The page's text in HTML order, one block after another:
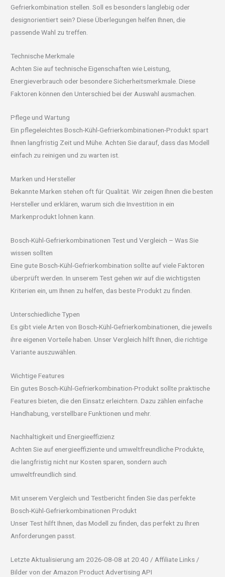
Gefrierkombination stellen. Soll es besonders langlebig oder
designorientiert sein? Diese Überlegungen helfen Ihnen, die
passende Wahl zu treffen.
Technische Merkmale
Achten Sie auf technische Eigenschaften wie Leistung,
Energieverbrauch oder besondere Sicherheitsmerkmale. Diese
Faktoren können den Unterschied bei der Auswahl ausmachen.
Pflege und Wartung
Ein pflegeleichtes Bosch-Kühl-Gefrierkombinationen-Produkt spart
Ihnen langfristig Zeit und Mühe. Achten Sie darauf, dass das Modell
einfach zu reinigen und zu warten ist.
Marken und Hersteller
Bekannte Marken stehen oft für Qualität. Wir zeigen Ihnen die besten
Hersteller und erklären, warum sich die Investition in ein
Markenprodukt lohnen kann.
Bosch-Kühl-Gefrierkombinationen Test und Vergleich – Was Sie
wissen sollten
Eine gute Bosch-Kühl-Gefrierkombination sollte auf viele Faktoren
überprüft werden. In unserem Test gehen wir auf die wichtigsten
Kriterien ein, um Ihnen zu helfen, das beste Produkt zu finden.
Unterschiedliche Typen
Es gibt viele Arten von Bosch-Kühl-Gefrierkombinationen, die jeweils
ihre eigenen Vorteile haben. Unser Vergleich hilft Ihnen, die richtige
Variante auszuwählen.
Wichtige Features
Ein gutes Bosch-Kühl-Gefrierkombination-Produkt sollte praktische
Features bieten, die den Einsatz erleichtern. Dazu zählen einfache
Handhabung, verstellbare Funktionen und mehr.
Nachhaltigkeit und Energieeffizienz
Achten Sie auf energieeffiziente und umweltfreundliche Produkte,
die langfristig nicht nur Kosten sparen, sondern auch
umweltfreundlich sind.
Mit unserem Vergleich und Testbericht finden Sie das perfekte
Bosch-Kühl-Gefrierkombinationen Produkt
Unser Test hilft Ihnen, das Modell zu finden, das perfekt zu Ihren
Anforderungen passt.
Letzte Aktualisierung am 2026-08-08 at 20:40 / Affiliate Links /
Bilder von der Amazon Product Advertising API